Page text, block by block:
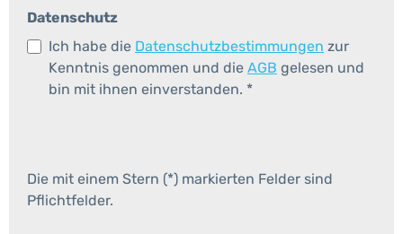
Datenschutz
Ich habe die Datenschutzbestimmungen zur
Kenntnis genommen und die AGB gelesen und
bin mit ihnen einverstanden. *
Die mit einem Stern (*) markierten Felder sind
Pflichtfelder.